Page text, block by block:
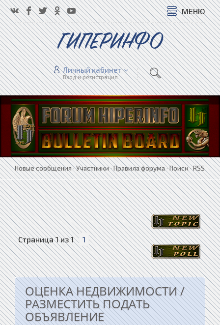
МЕНЮ
ГИПЕРИНФО
Личный кабинет
Вход и регистрация
Новые сообщения·Участники·Правила форума·Поиск·RSS
Страница1из1 1
ОЦЕНКА НЕДВИЖИМОСТИ /
РАЗМЕСТИТЬ ПОДАТЬ
ОБЪЯВЛЕНИЕ